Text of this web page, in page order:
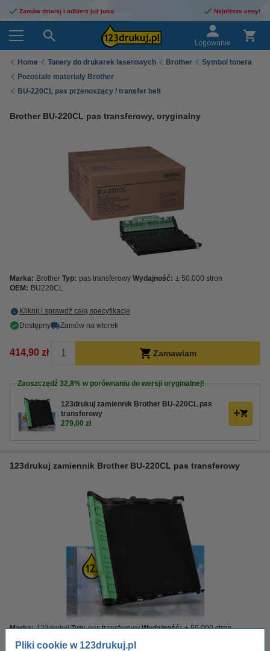
Pliki cookie w 123drukuj.pl
Zamów dzisiaj i odbierz już jutro Najniższe ceny!
Logowanie
Home Tonery do drukarek laserowych Brother
Symbol tonera
Pozostałe materiały Brother
BU-220CL pas przenoszący / transfer belt
Brother BU-220CL pas transferowy, oryginalny
Marka: Brother Typ: pas transferowy Wydajność: ± 50.000 stron
OEM: BU220CL
Kliknij i sprawdź całą specyfikacje
Dostępny
Zamów na wtorek
414,90 zł Zamawiam
Zaoszczędź 32,8% w porównaniu do wersji oryginalnej!
123drukuj zamiennik Brother BU-220CL pas
transferowy
279,00 zł
123drukuj zamiennik Brother BU-220CL pas transferowy
Marka: 123drukuj Typ: pas transferowy Wydajność: ± 50.000 stron